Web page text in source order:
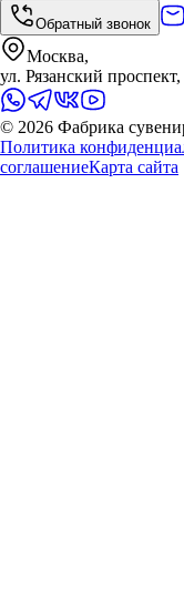
Обратный звонок
Москва,
ул. Рязанский
© 2026 Фабрика
Политика
соглашениеКарта сайта